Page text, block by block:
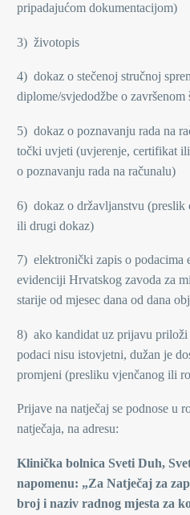
pripadajućom dokumentacijom)
3) životopis
4) dokaz o stečenoj stručnoj
diplome/svjedodžbe o
5) dokaz o poznavanju rada na
točki uvjeti (uvjerenje, certifikat
o poznavanju rada na računalu)
6) dokaz o državljanstvu (preslik
ili drugi dokaz)
7) elektronički zapis o podacima
evidenciji Hrvatskog zavoda za
starije od mjesec dana od dana
8) ako kandidat uz prijavu priloži
podaci nisu istovjetni, dužan je
promjeni (presliku vjenčanog ili
Prijave na natječaj se podnose u
natječaja, na adresu:
Klinička bolnica Sveti Duh,
napomenu: „Za Natječaj za
broj i naziv radnog mjesta za